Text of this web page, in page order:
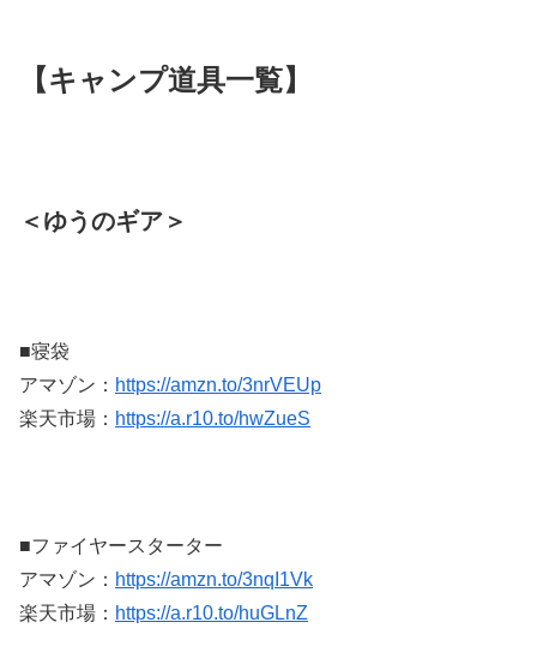
【キャンプ道具一覧】
＜ゆうのギア＞
■寝袋
アマゾン： https://amzn.to/3nrVEUp
楽天市場： https://a.r10.to/hwZueS
■ファイヤースターター
アマゾン： https://amzn.to/3nqI1Vk
楽天市場： https://a.r10.to/huGLnZ